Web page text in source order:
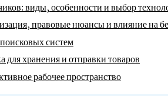
виды, особенности и выбор
правовые нюансы и влияние на
систем
хранения и отправки товаров
рабочее пространство